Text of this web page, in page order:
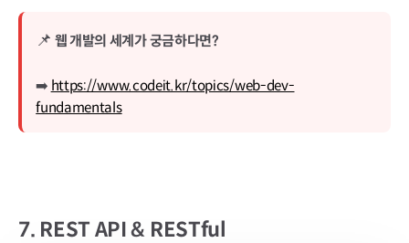
📌 웹 개발의 세계가 궁금하다면?
➡️ https://www.codeit.kr/topics/web-dev-
fundamentals
7. REST API & RESTful